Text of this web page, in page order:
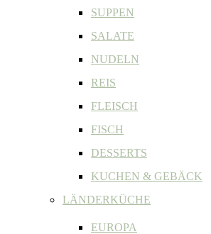
SUPPEN
SALATE
NUDELN
REIS
FLEISCH
FISCH
DESSERTS
KUCHEN & GEBÄCK
LÄNDERKÜCHE
EUROPA